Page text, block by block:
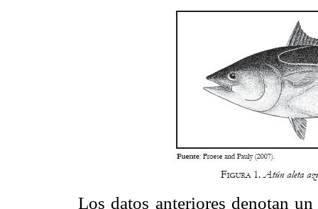
Los datos anteriores denotan